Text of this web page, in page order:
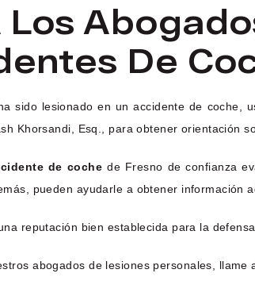
Los
De
sido lesionado en un accidente de coche,
Khorsandi, Esq., para obtener orientación
de coche de Fresno de confianza
pueden ayudarle a obtener información
reputación bien establecida para la
abogados de lesiones personales, llame